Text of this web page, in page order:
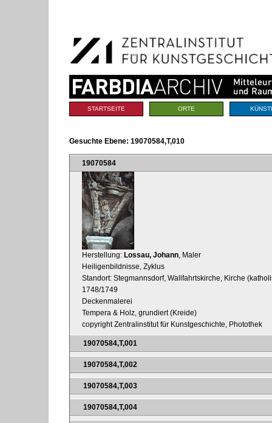
Navigation
Sektionen
STARTSEITE ORTE
Gesuchte Ebene: 19070584,T,010
19070584
Herstellung: Lossau, Johann , Maler
Heiligenbildnisse, Zyklus
Standort: Stegmannsdorf, Wallfahrtskirche, Kirche
1748/1749
Deckenmalerei
Tempera & Holz, grundiert (Kreide)
copyright Zentralinstitut für Kunstgeschichte, Photothek
19070584,T,001
19070584,T,002
19070584,T,003
19070584,T,004